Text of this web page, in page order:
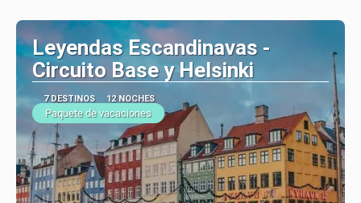
Leyendas Escandinavas -
Circuito Base y Helsinki
7 DESTINOS 12 NOCHES
Paquete de vacaciones